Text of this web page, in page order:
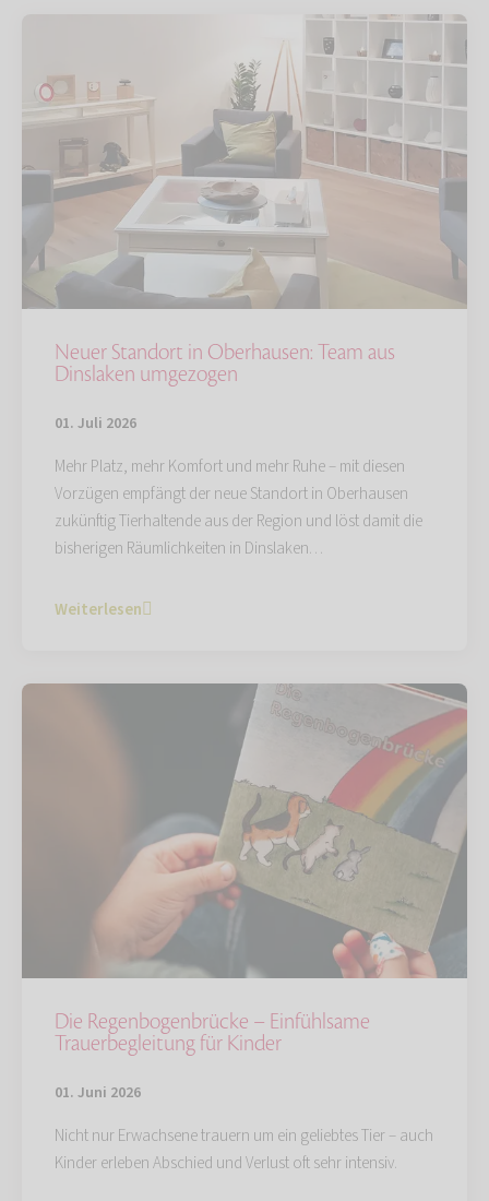
Neuer Standort in Oberhausen: Team aus
Dinslaken umgezogen
01. Juli 2026
Mehr Platz, mehr Komfort und mehr Ruhe – mit diesen
Vorzügen empfängt der neue Standort in Oberhausen
zukünftig Tierhaltende aus der Region und löst damit die
bisherigen Räumlichkeiten in Dinslaken…
Weiterlesen
Die Regenbogenbrücke – Einfühlsame
Trauerbegleitung für Kinder
01. Juni 2026
Nicht nur Erwachsene trauern um ein geliebtes Tier – auch
Kinder erleben Abschied und Verlust oft sehr intensiv.